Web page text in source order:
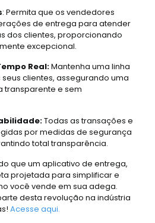
: Permita que os vendedores
de entrega para atender
dos clientes, proporcionando
excepcional.
Real:Mantenha uma linha
clientes, assegurando uma
transparente e sem
Todas as transações e
por medidas de segurança
total transparência.
que um aplicativo de entrega,
projetada para simplificar e
você vende em sua adega.
desta revolução na indústria
Acesse aqui.